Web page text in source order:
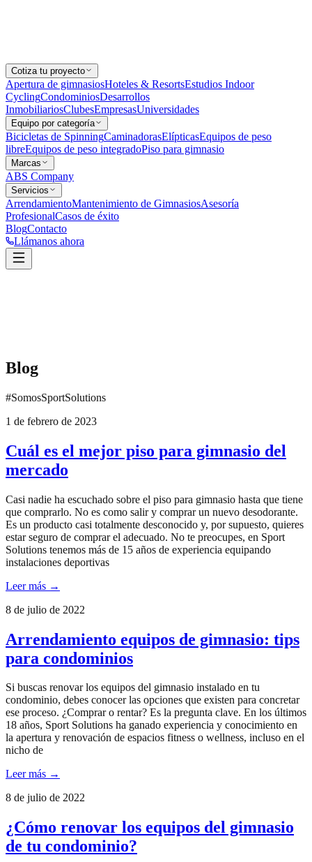
Cotiza tu proyecto
Apertura de gimnasiosHoteles & ResortsEstudios Indoor
CyclingCondominiosDesarrollos
InmobiliariosClubesEmpresasUniversidades
Equipo por categoría
Bicicletas de SpinningCaminadorasElípticasEquipos de peso
libreEquipos de peso integradoPiso para gimnasio
Marcas
ABS Company
Servicios
ArrendamientoMantenimiento de GimnasiosAsesoría
ProfesionalCasos de éxito
BlogContacto
Llámanos ahora
Blog
#SomosSportSolutions
1 de febrero de 2023
Cuál es el mejor piso para gimnasio del
mercado
Casi nadie ha escuchado sobre el piso para gimnasio hasta que tiene
que comprarlo. No es como salir y comprar un nuevo desodorante.
Es un producto casi totalmente desconocido y, por supuesto, quieres
estar seguro de comprar el adecuado. No te preocupes, en Sport
Solutions tenemos más de 15 años de experiencia equipando
instalaciones deportivas
Leer más →
8 de julio de 2022
Arrendamiento equipos de gimnasio: tips
para condominios
Si buscas renovar los equipos del gimnasio instalado en tu
condominio, debes conocer las opciones que existen para concretar
ese proceso. ¿Comprar o rentar? Es la pregunta clave. En los últimos
18 años, Sport Solutions ha ganado experiencia y conocimiento en
la apertura y renovación de espacios fitness o wellness, incluso en el
nicho de
Leer más →
8 de julio de 2022
¿Cómo renovar los equipos del gimnasio
de tu condominio?